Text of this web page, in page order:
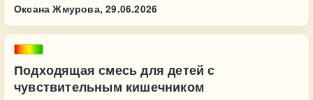
Оксана Жмурова, 29.06.2026
Подходящая смесь для детей с
чувствительным кишечником